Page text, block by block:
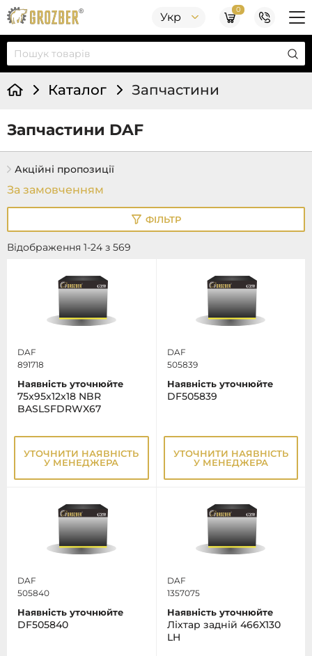
Укр
0
Каталог Запчастини
Запчастини DAF
Акційні пропозиції
Відображення 1-24 з 569
ФІЛЬТР
DAF
891718
Наявність уточнюйте
75x95x12x18 NBR
BASLSFDRWX67
УТОЧНИТИ НАЯВНІСТЬ
У МЕНЕДЖЕРА
DAF
505839
Наявність уточнюйте
DF505839
УТОЧНИТИ НАЯВНІСТЬ
У МЕНЕДЖЕРА
DAF
505840
Наявність уточнюйте
DF505840
DAF
1357075
Наявність уточнюйте
Ліхтар задній 466X130
LH